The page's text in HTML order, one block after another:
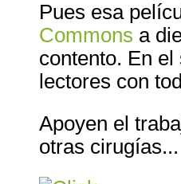
Pues esa
Commons a
contento. En
lectores con
Apoyen el
otras